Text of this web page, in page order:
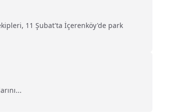
11 Şubat'ta İçerenköy'de park